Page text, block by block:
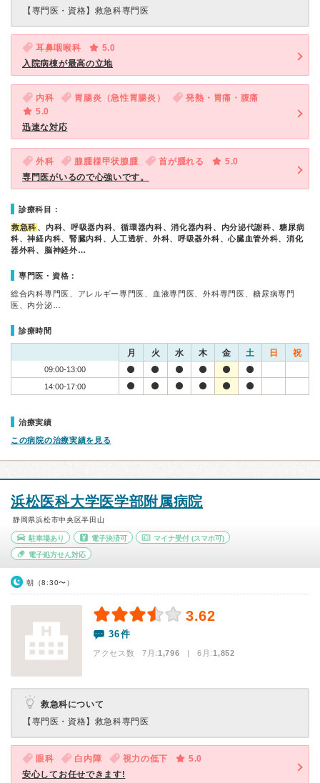
【専門医・資格】 救急科専門医
耳鼻咽喉科
5.0
入院病棟が最高の立地
内科 胃腸炎（急性胃腸炎）
発熱・胃痛・腹痛
5.0
迅速な対応
外科 腺腫様甲状腺腫 首が腫れる
5.0
専門医がいるので心強いです。
診療科目：
救急科 、内科、呼吸器内科、循環器内科、消化器内科、内分泌代謝科、糖尿病
科、神経内科、腎臓内科、人工透析、外科、呼吸器外科、心臓血管外科、消化
器外科、脳神経外…
専門医・資格：
総合内科専門医、アレルギー専門医、血液専門医、外科専門医、糖尿病専門
医、内分泌…
診療時間
月 火 水 木 金 土 日 祝
09:00-13:00
14:00-17:00
治療実績
この病院の治療実績を見る
浜松医科大学医学部附属病院
静岡県浜松市中央区半田山
駐車場あり 電子決済可 マイナ受付 (スマホ可)
電子処方せん対応
朝（8:30〜）
3.62
36件
アクセス数 7月:1,796 | 6月:1,852
救急科について
【専門医・資格】 救急科専門医
眼科 白内障 視力の低下
5.0
安心してお任せできます!